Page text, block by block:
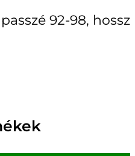
92-98, hossz